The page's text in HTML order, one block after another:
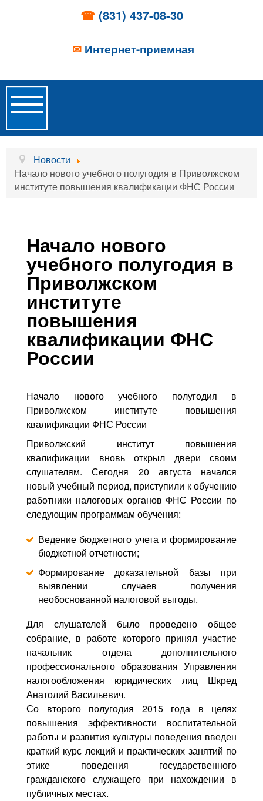
☎ (831) 437-08-30
✉ Интернет-приемная
Toggle
Navigation
Главная
Об учреждении
Услуги проживания
Контакты
Блог
Новости
Начало нового учебного полугодия в Приволжском
институте повышения квалификации ФНС России
Начало нового
учебного полугодия в
Приволжском
институте
повышения
квалификации ФНС
России
Начало нового учебного полугодия в
Приволжском институте повышения
квалификации ФНС России
Приволжский институт повышения
квалификации вновь открыл двери своим
слушателям. Сегодня 20 августа начался
новый учебный период, приступили к обучению
работники налоговых органов ФНС России по
следующим программам обучения:
Ведение бюджетного учета и формирование
бюджетной отчетности;
Формирование доказательной базы при
выявлении случаев получения
необоснованной налоговой выгоды.
Для слушателей было проведено общее
собрание, в работе которого принял участие
начальник отдела дополнительного
профессионального образования Управления
налогообложения юридических лиц Шкред
Анатолий Васильевич.
Со второго полугодия 2015 года в целях
повышения эффективности воспитательной
работы и развития культуры поведения введен
краткий курс лекций и практических занятий по
этике поведения государственного
гражданского служащего при нахождении в
публичных местах.